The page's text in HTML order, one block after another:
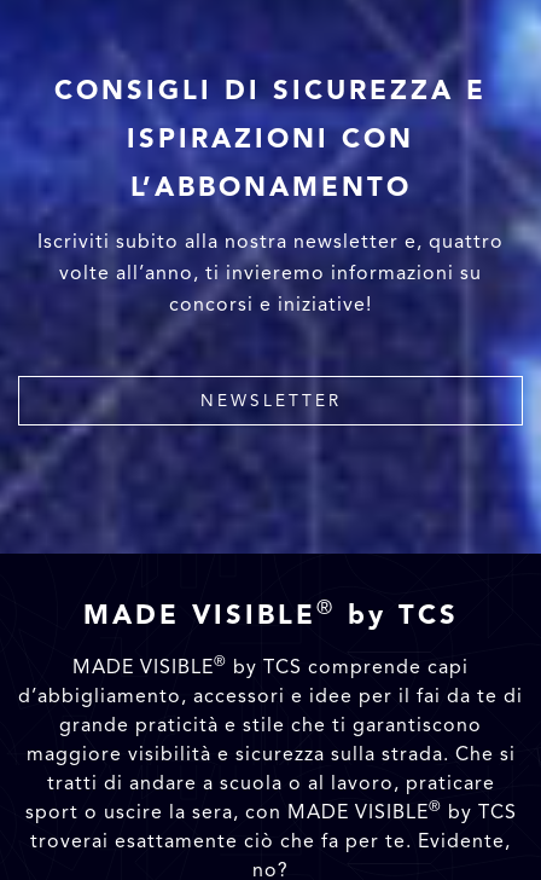
CONSIGLI DI SICUREZZA E
ISPIRAZIONI CON
L’ABBONAMENTO
Iscriviti subito alla nostra newsletter e, quattro
volte all’anno, ti invieremo informazioni su
concorsi e iniziative!
NEWSLETTER
MADE VISIBLE ® by TCS
MADE VISIBLE® by TCS comprende capi
d’abbigliamento, accessori e idee per il fai da te di
grande praticità e stile che ti garantiscono
maggiore visibilità e sicurezza sulla strada. Che si
tratti di andare a scuola o al lavoro, praticare
sport o uscire la sera, con MADE VISIBLE® by TCS
troverai esattamente ciò che fa per te. Evidente,
no?